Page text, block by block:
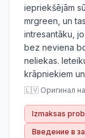
iepriekšējām
mrgreen, un
intresantāku,
bez neviena
neliekas.
krāpniekiem
🇱🇻 Оригинал
Izmaksas
Введение в